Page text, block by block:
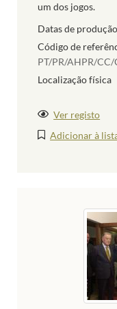
um dos jogos.
Datas de produção
Código de
PT/PR/AHPR/
Localização física
Ver registo
Adicionar à